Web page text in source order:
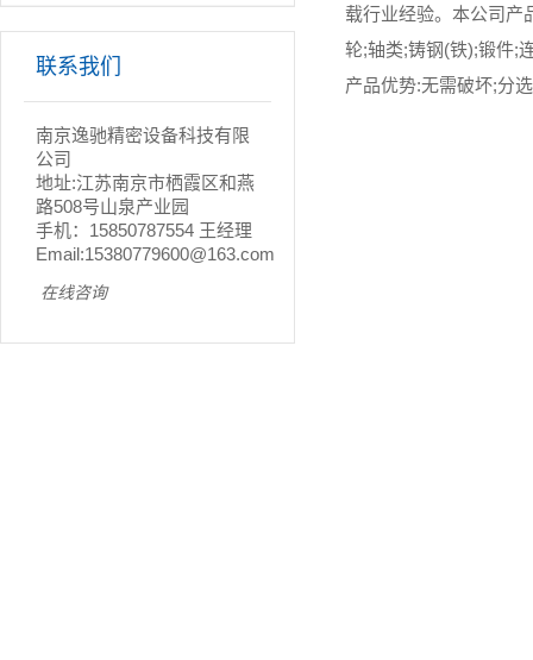
联系我们
南京逸驰精密设备科技有限
公司
地址:江苏南京市栖霞区和燕
路508号山泉产业园
手机：15850787554 王经理
Email:15380779600@163.com
在线咨询
载行业经验。本公司产
轮;轴类;铸钢(铁);锻件;
产品优势:无需破坏;分